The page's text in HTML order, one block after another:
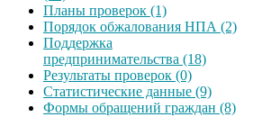
Планы проверок (1)
Порядок обжалования НПА (2)
Поддержка
предпринимательства (18)
Результаты проверок (0)
Статистические данные (9)
Формы обращений граждан (8)